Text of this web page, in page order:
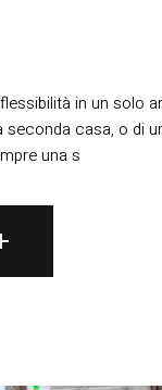
in un solo
seconda casa, o di
una s